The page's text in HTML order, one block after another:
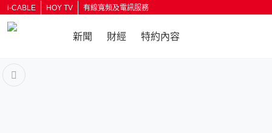
i-CABLE HOY TV 有線寬頻及電訊服務
新聞 財經 特約內容